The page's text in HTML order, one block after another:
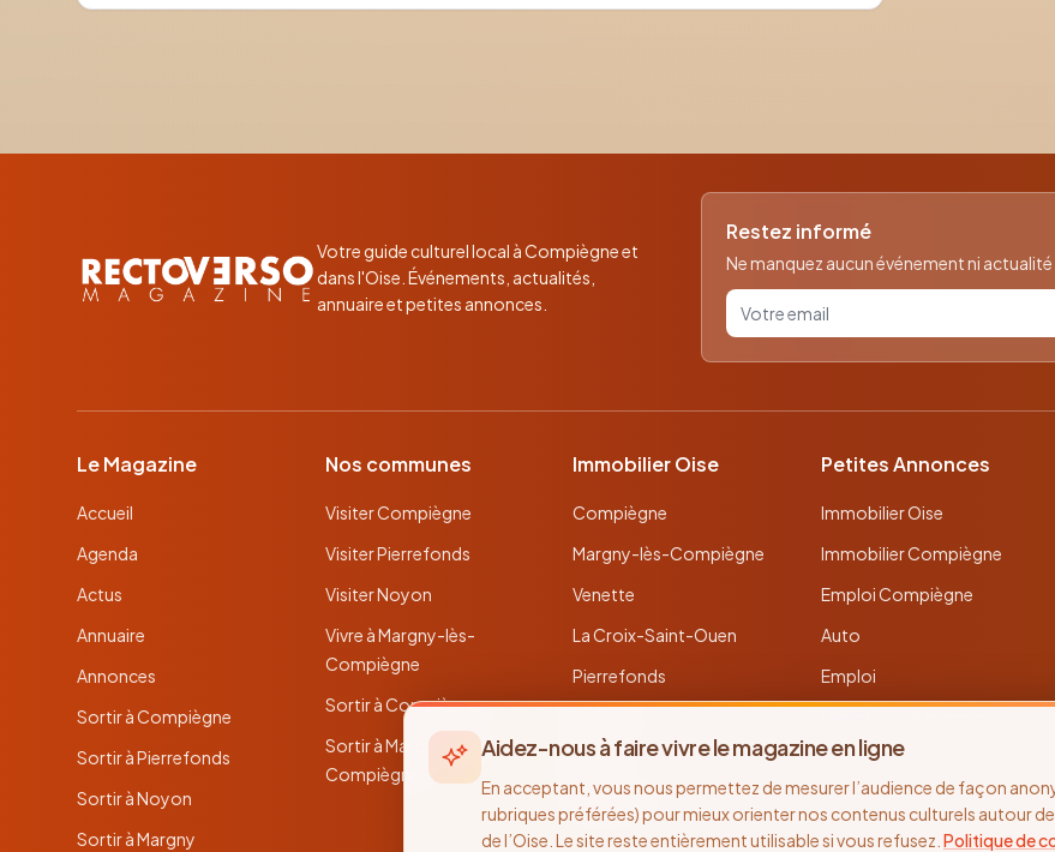
Votre guide culturel local à Compiègne et
dans l'Oise. Événements, actualités,
annuaire et petites annonces.
Restez informé
Ne manquez aucun événement ni
Votre email pour la newsletter
Le Magazine
Accueil
Agenda
Actus
Annuaire
Annonces
Sortir à Compiègne
Sortir à Pierrefonds
Sortir à Noyon
Sortir à Margny
Nos communes
Visiter Compiègne
Visiter Pierrefonds
Visiter Noyon
Vivre à Margny-lès-
Compiègne
Sortir à Compiègne
Sortir à Margny-lès-
Compiègne
Immobilier Oise
Compiègne
Margny-lès-Compiègne
Venette
La Croix-Saint-Ouen
Pierrefonds
Noyon
Thourotte
Petites Annonces
Immobilier Oise
Immobilier Compiègne
Emploi Compiègne
Auto
Emploi
Toutes les annonces
Aidez-nous à faire vivre le magazine en ligne
En acceptant, vous nous permettez de mesurer l’audience de façon
rubriques préférées) pour mieux orienter nos contenus culturels autour
de l’Oise. Le site reste entièrement utilisable si vous refusez. Politique de